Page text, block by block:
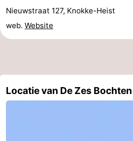
Molens
Attracties
-
Speeltuinen
-
Nieuwstraat 127, Knokke-Heist
web. Website
Locatie van De Zes Bochten